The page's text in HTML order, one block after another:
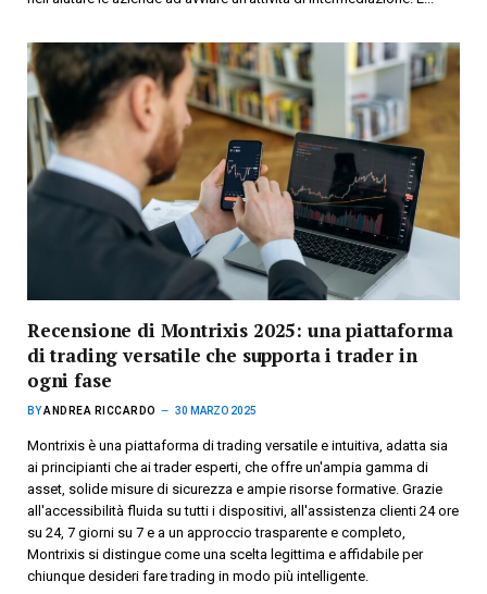
Recensione di Montrixis 2025: una piattaforma
di trading versatile che supporta i trader in
ogni fase
BYANDREA RICCARDO 30 MARZO 2025
Montrixis è una piattaforma di trading versatile e intuitiva, adatta sia
ai principianti che ai trader esperti, che offre un'ampia gamma di
asset, solide misure di sicurezza e ampie risorse formative. Grazie
all'accessibilità fluida su tutti i dispositivi, all'assistenza clienti 24 ore
su 24, 7 giorni su 7 e a un approccio trasparente e completo,
Montrixis si distingue come una scelta legittima e affidabile per
chiunque desideri fare trading in modo più intelligente.